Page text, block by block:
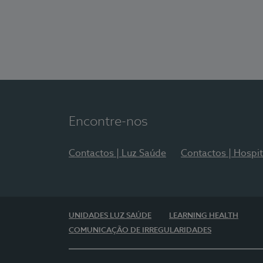
Encontre-nos
Contactos | Luz Saúde Contactos |
UNIDADES LUZ SAÚDE
LEARNING HEALTH
COMUNICAÇÃO DE IRREGULARIDADES